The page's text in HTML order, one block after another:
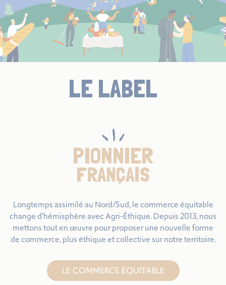
LE LABEL
PIONNIER
FRANÇAIS
Longtemps assimilé au Nord/Sud, le commerce équitable
change d’hémisphère avec Agri-Éthique. Depuis 2013, nous
mettons tout en œuvre pour proposer une nouvelle forme
de commerce, plus éthique et collective sur notre territoire.
LE COMMERCE ÉQUITABLE